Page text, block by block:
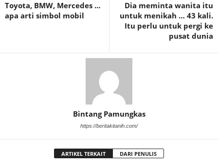
Toyota, BMW, Mercedes …
apa arti simbol mobil
Dia meminta wanita itu
untuk menikah … 43 kali.
Itu perlu untuk pergi ke
pusat dunia
Bintang Pamungkas
https://beritakitanih.com/
ARTIKEL TERKAIT DARI PENULIS